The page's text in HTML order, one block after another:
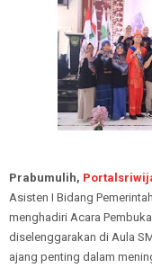
Prabumulih,
Asisten I Bidang
menghadiri Acara
diselenggarakan di Aula
ajang penting dalam